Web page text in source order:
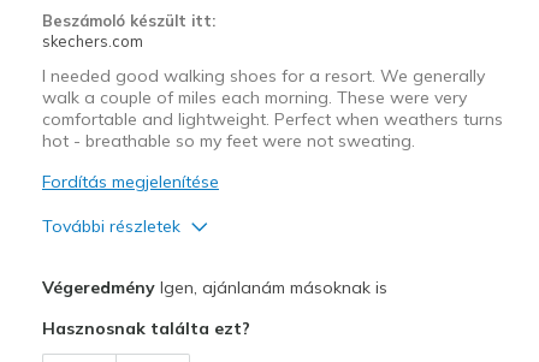
Beszámoló készült itt:
skechers.com
I needed good walking shoes for a resort. We generally
walk a couple of miles each morning. These were very
comfortable and lightweight. Perfect when weathers turns
hot - breathable so my feet were not sweating.
Fordítás megjelenítése
További részletek
Breathe Well
VégeredményIgen, ajánlanám másoknak is
Hasznosnak találta ezt?